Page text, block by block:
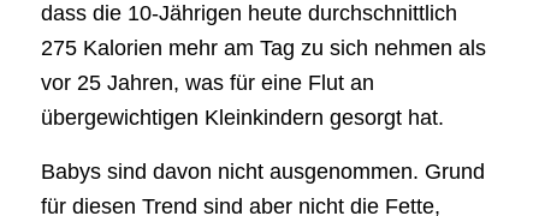
dass die 10-Jährigen heute durchschnittlich
275 Kalorien mehr am Tag zu sich nehmen als
vor 25 Jahren, was für eine Flut an
übergewichtigen Kleinkindern gesorgt hat.
Babys sind davon nicht ausgenommen. Grund
für diesen Trend sind aber nicht die Fette,